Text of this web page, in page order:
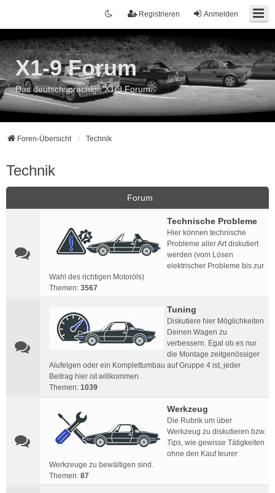
Anmelden
Registrieren
X1-9 Forum
Das deutschsprachige X1/9 Forum
Foren-Übersicht Technik
Technik
Forum
Technische Probleme
Hier können technische
Probleme aller Art diskutiert
werden (vom Lösen
elektrischer Probleme bis zur
Wahl des richtigen Motoröls)
Themen: 3567
Tuning
Diskutiere hier Möglichkeiten
Deinen Wagen zu
verbessern. Egal ob es nur
die Montage zeitgenössiger
Alufelgen oder ein Komplettumbau auf Gruppe 4 ist, jeder
Beitrag hier ist willkommen.
Themen: 1039
Werkzeug
Die Rubrik um über
Werkzeug zu diskutieren bzw.
Tips, wie gewisse Tätigkeiten
ohne den Kauf teurer
Werkzeuge zu bewältigen sind.
Themen: 87